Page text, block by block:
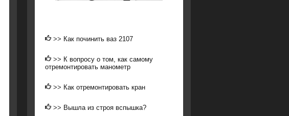
>> Как починить ваз 2107
>> К вопросу о том, как самому
отремонтировать манометр
>> Как отремонтировать кран
>> Вышла из строя вспышка?